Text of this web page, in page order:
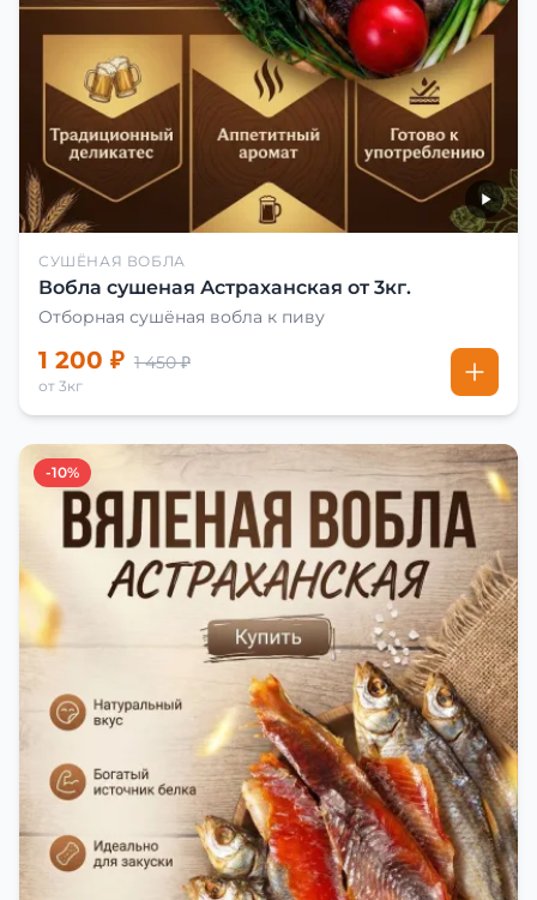
СУШЁНАЯ ВОБЛА
Вобла сушеная Астраханская от 3кг.
Отборная сушёная вобла к пиву
1 200 ₽ 1 450 ₽
от 3кг
-10%